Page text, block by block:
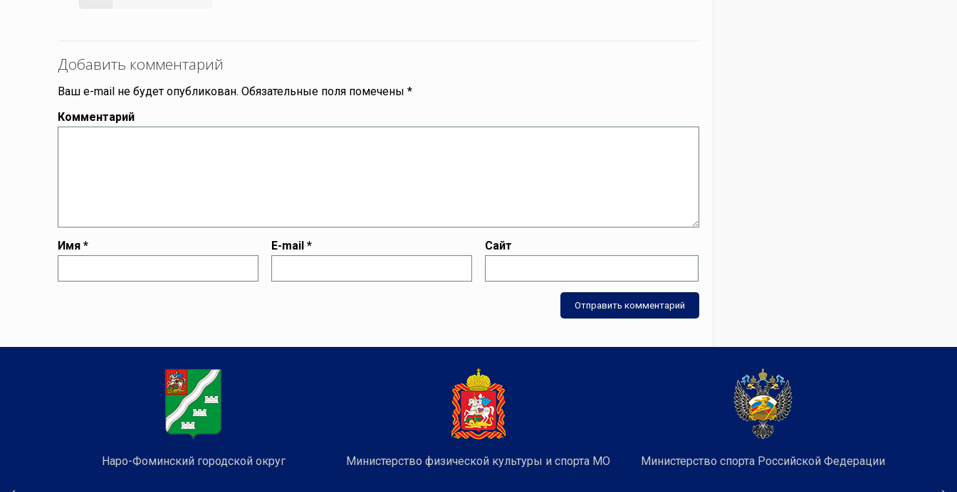
Добавить комментарий
Ваш e-mail не будет опубликован. Обязательные поля помечены*
Комментарий
Имя* E-mail* Сайт
Наро-Фоминский городской округ Министерство физической культуры и спорта МО Министерство спорта Российской Федерации